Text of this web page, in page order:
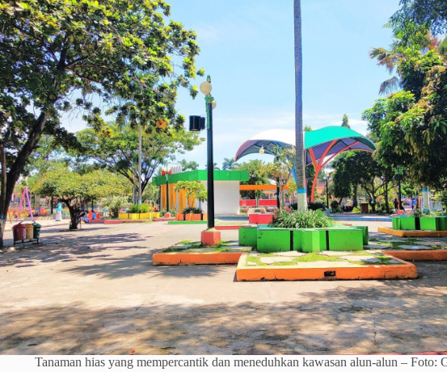
Tanaman hias yang mempercantik dan meneduhkan kawasan alun-alun – Foto: